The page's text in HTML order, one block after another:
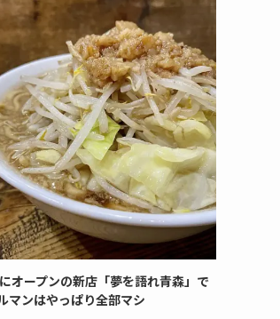
オープンの新店「夢を語れ青森」で
マンはやっぱり全部マシ